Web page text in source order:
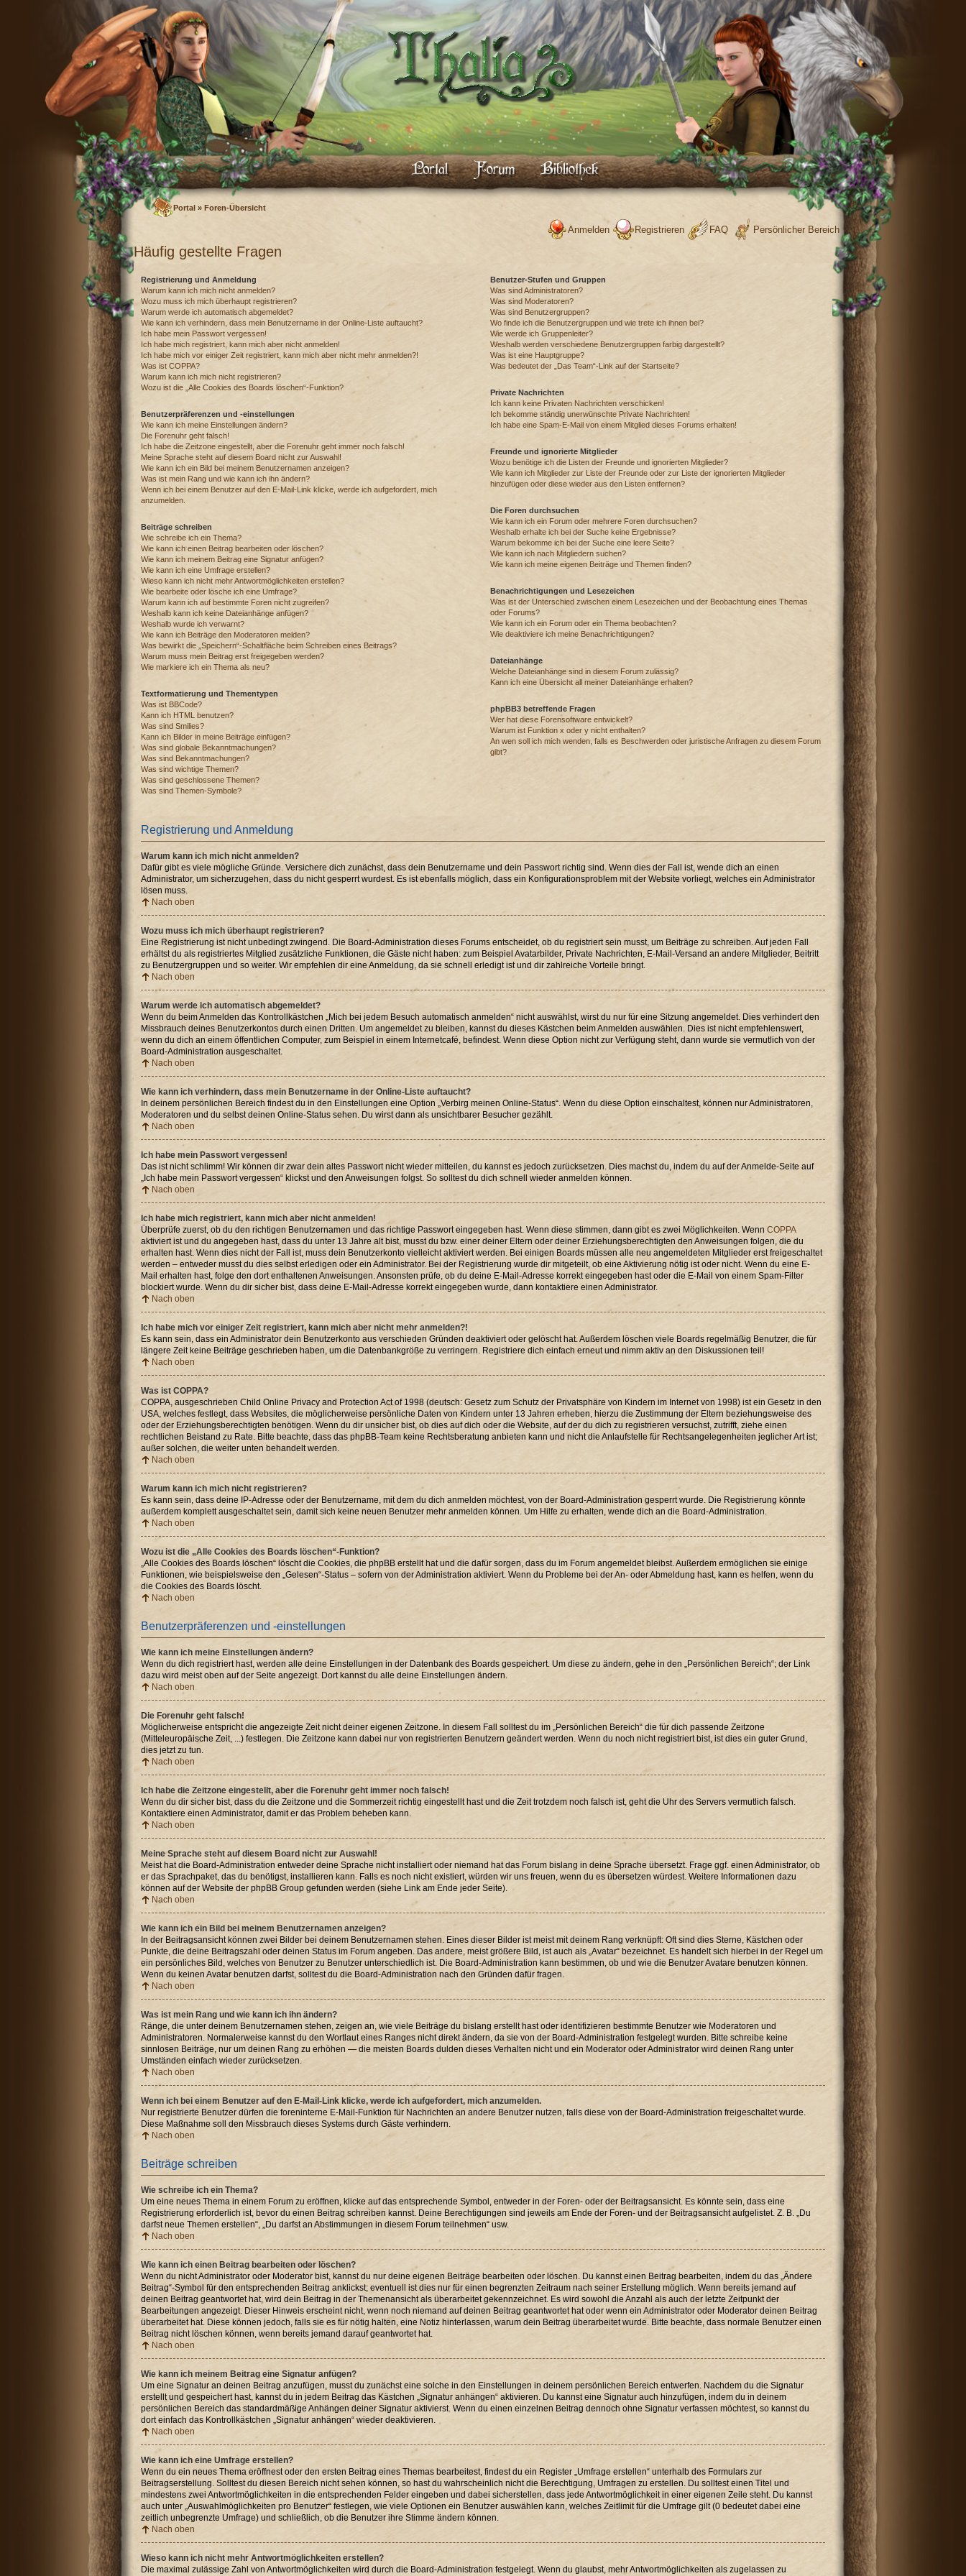
Portal » Foren-Übersicht
Persönlicher Bereich
FAQ
Registrieren
Anmelden
Häufig gestellte Fragen
Registrierung und Anmeldung
Warum kann ich mich nicht anmelden?
Wozu muss ich mich überhaupt registrieren?
Warum werde ich automatisch abgemeldet?
Wie kann ich verhindern, dass mein Benutzername in der Online-Liste auftaucht?
Ich habe mein Passwort vergessen!
Ich habe mich registriert, kann mich aber nicht anmelden!
Ich habe mich vor einiger Zeit registriert, kann mich aber nicht mehr anmelden?!
Was ist COPPA?
Warum kann ich mich nicht registrieren?
Wozu ist die „Alle Cookies des Boards löschen“-Funktion?
Benutzerpräferenzen und -einstellungen
Wie kann ich meine Einstellungen ändern?
Die Forenuhr geht falsch!
Ich habe die Zeitzone eingestellt, aber die Forenuhr geht immer noch falsch!
Meine Sprache steht auf diesem Board nicht zur Auswahl!
Wie kann ich ein Bild bei meinem Benutzernamen anzeigen?
Was ist mein Rang und wie kann ich ihn ändern?
Wenn ich bei einem Benutzer auf den E-Mail-Link klicke, werde ich aufgefordert, mich
anzumelden.
Beiträge schreiben
Wie schreibe ich ein Thema?
Wie kann ich einen Beitrag bearbeiten oder löschen?
Wie kann ich meinem Beitrag eine Signatur anfügen?
Wie kann ich eine Umfrage erstellen?
Wieso kann ich nicht mehr Antwortmöglichkeiten erstellen?
Wie bearbeite oder lösche ich eine Umfrage?
Warum kann ich auf bestimmte Foren nicht zugreifen?
Weshalb kann ich keine Dateianhänge anfügen?
Weshalb wurde ich verwarnt?
Wie kann ich Beiträge den Moderatoren melden?
Was bewirkt die „Speichern“-Schaltfläche beim Schreiben eines Beitrags?
Warum muss mein Beitrag erst freigegeben werden?
Wie markiere ich ein Thema als neu?
Textformatierung und Thementypen
Was ist BBCode?
Kann ich HTML benutzen?
Was sind Smilies?
Kann ich Bilder in meine Beiträge einfügen?
Was sind globale Bekanntmachungen?
Was sind Bekanntmachungen?
Was sind wichtige Themen?
Was sind geschlossene Themen?
Was sind Themen-Symbole?
Benutzer-Stufen und Gruppen
Was sind Administratoren?
Was sind Moderatoren?
Was sind Benutzergruppen?
Wo finde ich die Benutzergruppen und wie trete ich ihnen bei?
Wie werde ich Gruppenleiter?
Weshalb werden verschiedene Benutzergruppen farbig dargestellt?
Was ist eine Hauptgruppe?
Was bedeutet der „Das Team“-Link auf der Startseite?
Private Nachrichten
Ich kann keine Privaten Nachrichten verschicken!
Ich bekomme ständig unerwünschte Private Nachrichten!
Ich habe eine Spam-E-Mail von einem Mitglied dieses Forums erhalten!
Freunde und ignorierte Mitglieder
Wozu benötige ich die Listen der Freunde und ignorierten Mitglieder?
Wie kann ich Mitglieder zur Liste der Freunde oder zur Liste der ignorierten Mitglieder
hinzufügen oder diese wieder aus den Listen entfernen?
Die Foren durchsuchen
Wie kann ich ein Forum oder mehrere Foren durchsuchen?
Weshalb erhalte ich bei der Suche keine Ergebnisse?
Warum bekomme ich bei der Suche eine leere Seite?
Wie kann ich nach Mitgliedern suchen?
Wie kann ich meine eigenen Beiträge und Themen finden?
Benachrichtigungen und Lesezeichen
Was ist der Unterschied zwischen einem Lesezeichen und der Beobachtung eines Themas
oder Forums?
Wie kann ich ein Forum oder ein Thema beobachten?
Wie deaktiviere ich meine Benachrichtigungen?
Dateianhänge
Welche Dateianhänge sind in diesem Forum zulässig?
Kann ich eine Übersicht all meiner Dateianhänge erhalten?
phpBB3 betreffende Fragen
Wer hat diese Forensoftware entwickelt?
Warum ist Funktion x oder y nicht enthalten?
An wen soll ich mich wenden, falls es Beschwerden oder juristische Anfragen zu diesem Forum
gibt?
Registrierung und Anmeldung
Warum kann ich mich nicht anmelden?
Dafür gibt es viele mögliche Gründe. Versichere dich zunächst, dass dein Benutzername und dein Passwort richtig sind. Wenn dies der Fall ist, wende dich an einen
Administrator, um sicherzugehen, dass du nicht gesperrt wurdest. Es ist ebenfalls möglich, dass ein Konfigurationsproblem mit der Website vorliegt, welches ein Administrator
lösen muss.
Nach oben
Wozu muss ich mich überhaupt registrieren?
Eine Registrierung ist nicht unbedingt zwingend. Die Board-Administration dieses Forums entscheidet, ob du registriert sein musst, um Beiträge zu schreiben. Auf jeden Fall
erhältst du als registriertes Mitglied zusätzliche Funktionen, die Gäste nicht haben: zum Beispiel Avatarbilder, Private Nachrichten, E-Mail-Versand an andere Mitglieder, Beitritt
zu Benutzergruppen und so weiter. Wir empfehlen dir eine Anmeldung, da sie schnell erledigt ist und dir zahlreiche Vorteile bringt.
Nach oben
Warum werde ich automatisch abgemeldet?
Wenn du beim Anmelden das Kontrollkästchen „Mich bei jedem Besuch automatisch anmelden“ nicht auswählst, wirst du nur für eine Sitzung angemeldet. Dies verhindert den
Missbrauch deines Benutzerkontos durch einen Dritten. Um angemeldet zu bleiben, kannst du dieses Kästchen beim Anmelden auswählen. Dies ist nicht empfehlenswert,
wenn du dich an einem öffentlichen Computer, zum Beispiel in einem Internetcafé, befindest. Wenn diese Option nicht zur Verfügung steht, dann wurde sie vermutlich von der
Board-Administration ausgeschaltet.
Nach oben
Wie kann ich verhindern, dass mein Benutzername in der Online-Liste auftaucht?
In deinem persönlichen Bereich findest du in den Einstellungen eine Option „Verbirg meinen Online-Status“. Wenn du diese Option einschaltest, können nur Administratoren,
Moderatoren und du selbst deinen Online-Status sehen. Du wirst dann als unsichtbarer Besucher gezählt.
Nach oben
Ich habe mein Passwort vergessen!
Das ist nicht schlimm! Wir können dir zwar dein altes Passwort nicht wieder mitteilen, du kannst es jedoch zurücksetzen. Dies machst du, indem du auf der Anmelde-Seite auf
„Ich habe mein Passwort vergessen“ klickst und den Anweisungen folgst. So solltest du dich schnell wieder anmelden können.
Nach oben
Ich habe mich registriert, kann mich aber nicht anmelden!
Überprüfe zuerst, ob du den richtigen Benutzernamen und das richtige Passwort eingegeben hast. Wenn diese stimmen, dann gibt es zwei Möglichkeiten. WennCOPPA
aktiviert ist und du angegeben hast, dass du unter 13 Jahre alt bist, musst du bzw. einer deiner Eltern oder deiner Erziehungsberechtigten den Anweisungen folgen, die du
erhalten hast. Wenn dies nicht der Fall ist, muss dein Benutzerkonto vielleicht aktiviert werden. Bei einigen Boards müssen alle neu angemeldeten Mitglieder erst freigeschaltet
werden – entweder musst du dies selbst erledigen oder ein Administrator. Bei der Registrierung wurde dir mitgeteilt, ob eine Aktivierung nötig ist oder nicht. Wenn du eine E-
Mail erhalten hast, folge den dort enthaltenen Anweisungen. Ansonsten prüfe, ob du deine E-Mail-Adresse korrekt eingegeben hast oder die E-Mail von einem Spam-Filter
blockiert wurde. Wenn du dir sicher bist, dass deine E-Mail-Adresse korrekt eingegeben wurde, dann kontaktiere einen Administrator.
Nach oben
Ich habe mich vor einiger Zeit registriert, kann mich aber nicht mehr anmelden?!
Es kann sein, dass ein Administrator dein Benutzerkonto aus verschieden Gründen deaktiviert oder gelöscht hat. Außerdem löschen viele Boards regelmäßig Benutzer, die für
längere Zeit keine Beiträge geschrieben haben, um die Datenbankgröße zu verringern. Registriere dich einfach erneut und nimm aktiv an den Diskussionen teil!
Nach oben
Was ist COPPA?
COPPA, ausgeschrieben Child Online Privacy and Protection Act of 1998 (deutsch: Gesetz zum Schutz der Privatsphäre von Kindern im Internet von 1998) ist ein Gesetz in den
USA, welches festlegt, dass Websites, die möglicherweise persönliche Daten von Kindern unter 13 Jahren erheben, hierzu die Zustimmung der Eltern beziehungsweise des
oder der Erziehungsberechtigten benötigen. Wenn du dir unsicher bist, ob dies auf dich oder die Website, auf der du dich zu registrieren versuchst, zutrifft, ziehe einen
rechtlichen Beistand zu Rate. Bitte beachte, dass das phpBB-Team keine Rechtsberatung anbieten kann und nicht die Anlaufstelle für Rechtsangelegenheiten jeglicher Art ist;
außer solchen, die weiter unten behandelt werden.
Nach oben
Warum kann ich mich nicht registrieren?
Es kann sein, dass deine IP-Adresse oder der Benutzername, mit dem du dich anmelden möchtest, von der Board-Administration gesperrt wurde. Die Registrierung könnte
außerdem komplett ausgeschaltet sein, damit sich keine neuen Benutzer mehr anmelden können. Um Hilfe zu erhalten, wende dich an die Board-Administration.
Nach oben
Wozu ist die „Alle Cookies des Boards löschen“-Funktion?
„Alle Cookies des Boards löschen“ löscht die Cookies, die phpBB erstellt hat und die dafür sorgen, dass du im Forum angemeldet bleibst. Außerdem ermöglichen sie einige
Funktionen, wie beispielsweise den „Gelesen“-Status – sofern von der Administration aktiviert. Wenn du Probleme bei der An- oder Abmeldung hast, kann es helfen, wenn du
die Cookies des Boards löscht.
Nach oben
Benutzerpräferenzen und -einstellungen
Wie kann ich meine Einstellungen ändern?
Wenn du dich registriert hast, werden alle deine Einstellungen in der Datenbank des Boards gespeichert. Um diese zu ändern, gehe in den „Persönlichen Bereich“; der Link
dazu wird meist oben auf der Seite angezeigt. Dort kannst du alle deine Einstellungen ändern.
Nach oben
Die Forenuhr geht falsch!
Möglicherweise entspricht die angezeigte Zeit nicht deiner eigenen Zeitzone. In diesem Fall solltest du im „Persönlichen Bereich“ die für dich passende Zeitzone
(Mitteleuropäische Zeit, ...) festlegen. Die Zeitzone kann dabei nur von registrierten Benutzern geändert werden. Wenn du noch nicht registriert bist, ist dies ein guter Grund,
dies jetzt zu tun.
Nach oben
Ich habe die Zeitzone eingestellt, aber die Forenuhr geht immer noch falsch!
Wenn du dir sicher bist, dass du die Zeitzone und die Sommerzeit richtig eingestellt hast und die Zeit trotzdem noch falsch ist, geht die Uhr des Servers vermutlich falsch.
Kontaktiere einen Administrator, damit er das Problem beheben kann.
Nach oben
Meine Sprache steht auf diesem Board nicht zur Auswahl!
Meist hat die Board-Administration entweder deine Sprache nicht installiert oder niemand hat das Forum bislang in deine Sprache übersetzt. Frage ggf. einen Administrator, ob
er das Sprachpaket, das du benötigst, installieren kann. Falls es noch nicht existiert, würden wir uns freuen, wenn du es übersetzen würdest. Weitere Informationen dazu
können auf der Website der phpBB Group gefunden werden (siehe Link am Ende jeder Seite).
Nach oben
Wie kann ich ein Bild bei meinem Benutzernamen anzeigen?
In der Beitragsansicht können zwei Bilder bei deinem Benutzernamen stehen. Eines dieser Bilder ist meist mit deinem Rang verknüpft: Oft sind dies Sterne, Kästchen oder
Punkte, die deine Beitragszahl oder deinen Status im Forum angeben. Das andere, meist größere Bild, ist auch als „Avatar“ bezeichnet. Es handelt sich hierbei in der Regel um
ein persönliches Bild, welches von Benutzer zu Benutzer unterschiedlich ist. Die Board-Administration kann bestimmen, ob und wie die Benutzer Avatare benutzen können.
Wenn du keinen Avatar benutzen darfst, solltest du die Board-Administration nach den Gründen dafür fragen.
Nach oben
Was ist mein Rang und wie kann ich ihn ändern?
Ränge, die unter deinem Benutzernamen stehen, zeigen an, wie viele Beiträge du bislang erstellt hast oder identifizieren bestimmte Benutzer wie Moderatoren und
Administratoren. Normalerweise kannst du den Wortlaut eines Ranges nicht direkt ändern, da sie von der Board-Administration festgelegt wurden. Bitte schreibe keine
sinnlosen Beiträge, nur um deinen Rang zu erhöhen — die meisten Boards dulden dieses Verhalten nicht und ein Moderator oder Administrator wird deinen Rang unter
Umständen einfach wieder zurücksetzen.
Nach oben
Wenn ich bei einem Benutzer auf den E-Mail-Link klicke, werde ich aufgefordert, mich anzumelden.
Nur registrierte Benutzer dürfen die foreninterne E-Mail-Funktion für Nachrichten an andere Benutzer nutzen, falls diese von der Board-Administration freigeschaltet wurde.
Diese Maßnahme soll den Missbrauch dieses Systems durch Gäste verhindern.
Nach oben
Beiträge schreiben
Wie schreibe ich ein Thema?
Um eine neues Thema in einem Forum zu eröffnen, klicke auf das entsprechende Symbol, entweder in der Foren- oder der Beitragsansicht. Es könnte sein, dass eine
Registrierung erforderlich ist, bevor du einen Beitrag schreiben kannst. Deine Berechtigungen sind jeweils am Ende der Foren- und der Beitragsansicht aufgelistet. Z. B. „Du
darfst neue Themen erstellen“, „Du darfst an Abstimmungen in diesem Forum teilnehmen“ usw.
Nach oben
Wie kann ich einen Beitrag bearbeiten oder löschen?
Wenn du nicht Administrator oder Moderator bist, kannst du nur deine eigenen Beiträge bearbeiten oder löschen. Du kannst einen Beitrag bearbeiten, indem du das „Ändere
Beitrag“-Symbol für den entsprechenden Beitrag anklickst; eventuell ist dies nur für einen begrenzten Zeitraum nach seiner Erstellung möglich. Wenn bereits jemand auf
deinen Beitrag geantwortet hat, wird dein Beitrag in der Themenansicht als überarbeitet gekennzeichnet. Es wird sowohl die Anzahl als auch der letzte Zeitpunkt der
Bearbeitungen angezeigt. Dieser Hinweis erscheint nicht, wenn noch niemand auf deinen Beitrag geantwortet hat oder wenn ein Administrator oder Moderator deinen Beitrag
überarbeitet hat. Diese können jedoch, falls sie es für nötig halten, eine Notiz hinterlassen, warum dein Beitrag überarbeitet wurde. Bitte beachte, dass normale Benutzer einen
Beitrag nicht löschen können, wenn bereits jemand darauf geantwortet hat.
Nach oben
Wie kann ich meinem Beitrag eine Signatur anfügen?
Um eine Signatur an deinen Beitrag anzufügen, musst du zunächst eine solche in den Einstellungen in deinem persönlichen Bereich entwerfen. Nachdem du die Signatur
erstellt und gespeichert hast, kannst du in jedem Beitrag das Kästchen „Signatur anhängen“ aktivieren. Du kannst eine Signatur auch hinzufügen, indem du in deinem
persönlichen Bereich das standardmäßige Anhängen deiner Signatur aktivierst. Wenn du einen einzelnen Beitrag dennoch ohne Signatur verfassen möchtest, so kannst du
dort einfach das Kontrollkästchen „Signatur anhängen“ wieder deaktivieren.
Nach oben
Wie kann ich eine Umfrage erstellen?
Wenn du ein neues Thema eröffnest oder den ersten Beitrag eines Themas bearbeitest, findest du ein Register „Umfrage erstellen“ unterhalb des Formulars zur
Beitragserstellung. Solltest du diesen Bereich nicht sehen können, so hast du wahrscheinlich nicht die Berechtigung, Umfragen zu erstellen. Du solltest einen Titel und
mindestens zwei Antwortmöglichkeiten in die entsprechenden Felder eingeben und dabei sicherstellen, dass jede Antwortmöglichkeit in einer eigenen Zeile steht. Du kannst
auch unter „Auswahlmöglichkeiten pro Benutzer“ festlegen, wie viele Optionen ein Benutzer auswählen kann, welches Zeitlimit für die Umfrage gilt (0 bedeutet dabei eine
zeitlich unbegrenzte Umfrage) und schließlich, ob die Benutzer ihre Stimme ändern können.
Nach oben
Wieso kann ich nicht mehr Antwortmöglichkeiten erstellen?
Die maximal zulässige Zahl von Antwortmöglichkeiten wird durch die Board-Administration festgelegt. Wenn du glaubst, mehr Antwortmöglichkeiten als zugelassen zu